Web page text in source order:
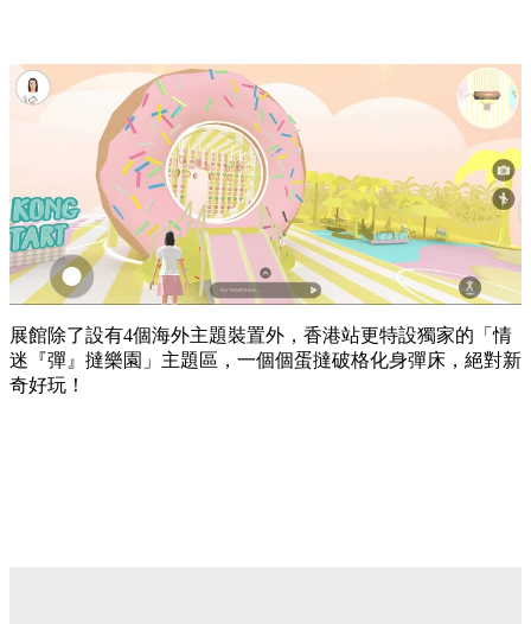
展館除了設有4個海外主題裝置外，香港站更特設獨家的「情
迷『彈』撻樂園」主題區，一個個蛋撻破格化身彈床，絕對新
奇好玩！